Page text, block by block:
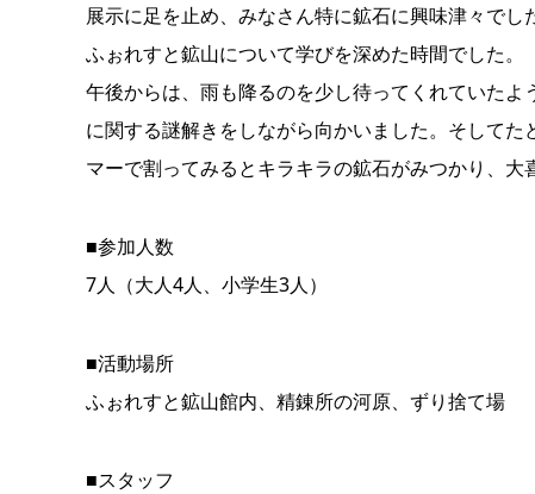
展示に足を止め、みなさん特に鉱石に興味津々で
ふぉれすと鉱山について学びを深めた時間でした。
午後からは、雨も降るのを少し待ってくれていた
に関する謎解きをしながら向かいました。そして
マーで割ってみるとキラキラの鉱石がみつかり、大
■参加人数
7人（大人4人、小学生3人）
■活動場所
ふぉれすと鉱山館内、精錬所の河原、ずり捨て場
■スタッフ